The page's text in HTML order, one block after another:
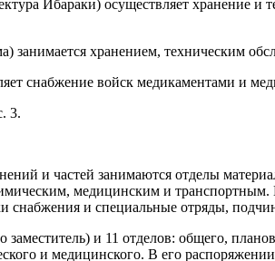
Ибараки) осуществляет хранение и
хранением, техническим
снабжение войск медикаментами и
3.
и частей занимаются отделы
медицинским и транспортным.
снабжения и специальные отряды,
и 11 отделов: общего,
и медицинского. В его